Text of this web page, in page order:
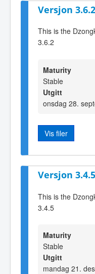
Versjon
This is the
3.6.2
Maturity
Stable
Utgitt
onsdag 28.
Vis filer
Versjon
This is the
3.4.5
Maturity
Stable
Utgitt
mandag 21.